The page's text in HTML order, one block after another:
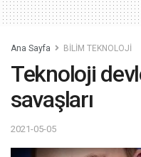
Ana Sayfa BİLİM TEKNOLOJİ
Teknoloji
savaşları
2021-05-05